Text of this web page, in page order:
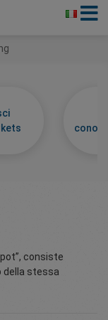
consiste
della stessa